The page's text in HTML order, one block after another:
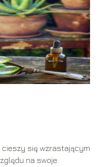
cieszy się wzrastającym
na swoje